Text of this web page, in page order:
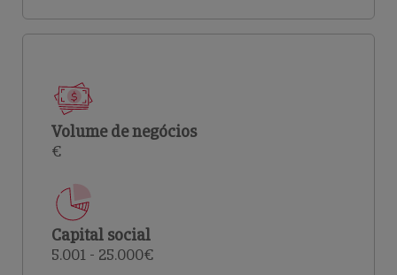
Volume de negócios
€
Capital social
5.001 - 25.000€